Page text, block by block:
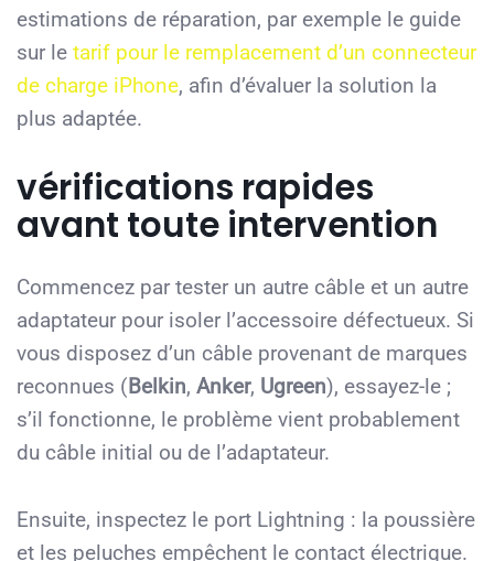
estimations de réparation, par exemple le guide
sur le tarif pour le remplacement d’un connecteur
de charge iPhone, afin d’évaluer la solution la
plus adaptée.
vérifications rapides
avant toute intervention
Commencez par tester un autre câble et un autre
adaptateur pour isoler l’accessoire défectueux. Si
vous disposez d’un câble provenant de marques
reconnues (Belkin, Anker, Ugreen), essayez-le ;
s’il fonctionne, le problème vient probablement
du câble initial ou de l’adaptateur.
Ensuite, inspectez le port Lightning : la poussière
et les peluches empêchent le contact électrique.